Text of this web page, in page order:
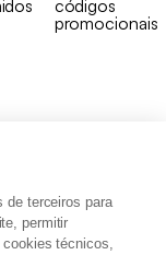
de terceiros para
permitir
cookies técnicos,
códigos
promocionais